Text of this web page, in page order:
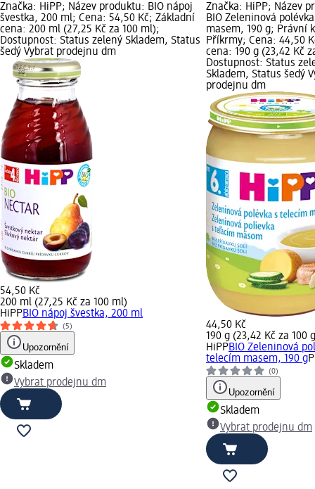
Značka: HiPP; Název produktu: BIO nápoj
švestka, 200 ml; Cena: 54,50 Kč; Základní
cena: 200 ml (27,25 Kč za 100 ml);
Dostupnost: Status zelený Skladem, Status
šedý Vybrat prodejnu dm
54,50 Kč
200 ml (27,25 Kč za 100 ml)
HiPPBIO nápoj švestka, 200 ml
(5)
Upozornění
Skladem
Vybrat prodejnu dm
Značka: HiPP; Název
BIO Zeleninová
masem, 190 g; Právní
Příkrmy; Cena: 44,50
cena: 190 g (23,42 Kč
Dostupnost: Status
Skladem, Status šedý
prodejnu dm
44,50 Kč
190 g (23,42 Kč za 100
HiPPBIO Zeleninová
telecím masem, 190 g
(0)
Upozornění
Skladem
Vybrat prodejnu dm